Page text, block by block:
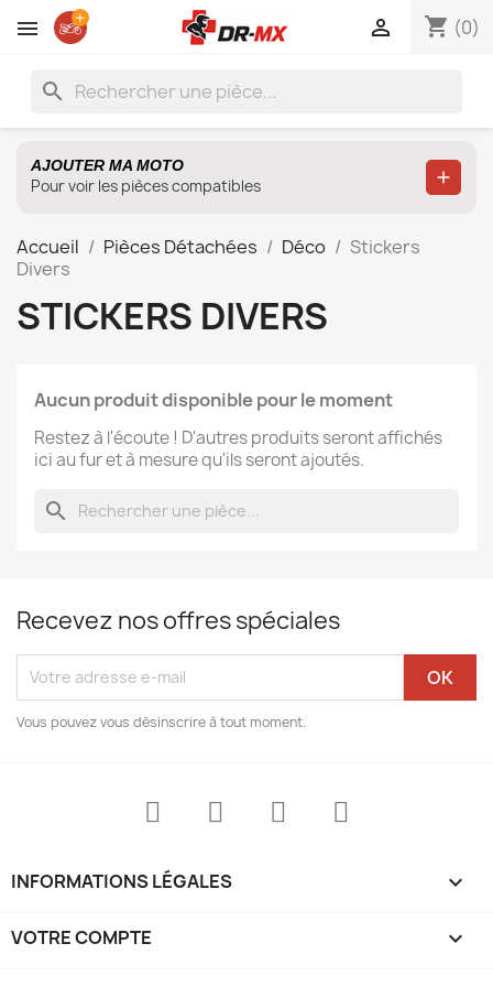
shopping_cart (0)

search
Pour voir les pièces compatibles
AJOUTER MA MOTO
Accueil Pièces Détachées Déco
Stickers
Divers
STICKERS DIVERS
Aucun produit disponible pour le moment
Restez à l'écoute ! D'autres produits seront affichés
ici au fur et à mesure qu'ils seront ajoutés.
search
Recevez nos offres spéciales
Vous pouvez vous désinscrire à tout moment.
INFORMATIONS LÉGALES 
VOTRE COMPTE 